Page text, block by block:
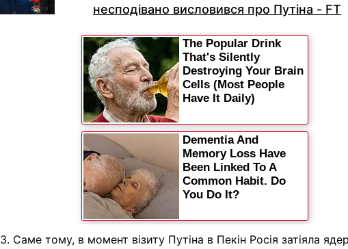
несподівано висловився про Путіна - FT
3. Саме тому, в момент візиту Путіна в Пекін Росія затіяла